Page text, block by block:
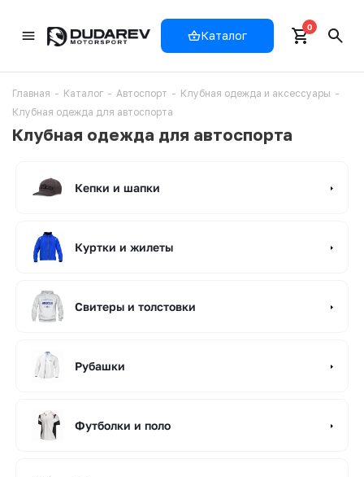
Каталог
0
Главная - Каталог - Автоспорт - Клубная одежда и аксессуары -
Клубная одежда для автоспорта
Клубная одежда для автоспорта
Кепки и шапки
Куртки и жилеты
Свитеры и толстовки
Рубашки
Футболки и поло